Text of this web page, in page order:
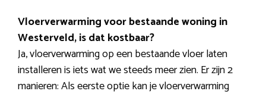
Vloerverwarming voor bestaande woning in
Westerveld, is dat kostbaar?
Ja, vloerverwarming op een bestaande vloer laten
installeren is iets wat we steeds meer zien. Er zijn 2
manieren: Als eerste optie kan je vloerverwarming